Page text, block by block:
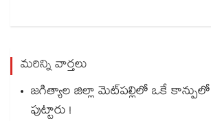
మరిన్ని వార్తలు
జగిత్యాల జిల్లా మెట్‌పల్లిలో ఒకే కాన్పులో
పుట్టారు !